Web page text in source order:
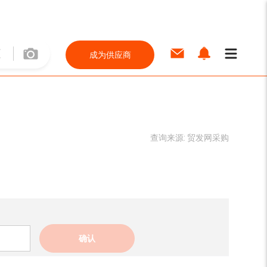
成为供应商
查询来源: 贸发网采购
确认